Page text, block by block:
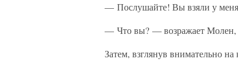
— Послушайте! Вы взяли у меня
— Что вы? — возражает Молен,
Затем, взглянув внимательно